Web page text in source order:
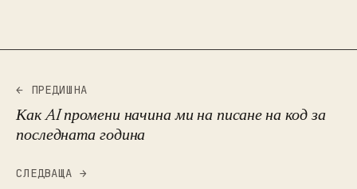
← ПРЕДИШНА
Как AI промени начина ми на писане на код за
последната година
СЛЕДВАЩА →